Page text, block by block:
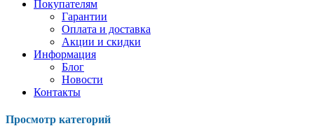
Покупателям
Гарантии
Оплата и доставка
Акции и скидки
Информация
Блог
Новости
Контакты
Просмотр категорий